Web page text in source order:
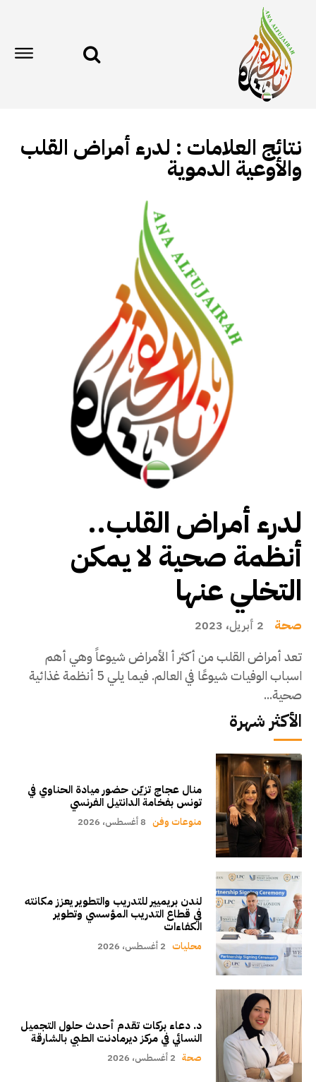
نتائج العلامات : لدرء أمراض القلب
والأوعية الدموية
لدرء أمراض القلب..
أنظمة صحية لا يمكن
التخلي عنها
صحة 2 أبريل، 2023
تعد أمراض القلب من أكثر أ الأمراض شيوعاً وهي أهم
اسباب الوفيات شيوعًا في العالم. فيما يلي 5 أنظمة غذائية
صحية...
الأكثر شهرة
منال عجاج تزيّن حضور ميادة الحناوي في
تونس بفخامة الدانتيل الفرنسي
منوعات وفن 8 أغسطس، 2026
لندن بريميير للتدريب والتطوير يعزز مكانته
في قطاع التدريب المؤسسي وتطوير
الكفاءات
محليات 2 أغسطس، 2026
د. دعاء بركات تقدم أحدث حلول التجميل
النسائي في مركز ديرمادنت الطبي بالشارقة
صحة 2 أغسطس، 2026